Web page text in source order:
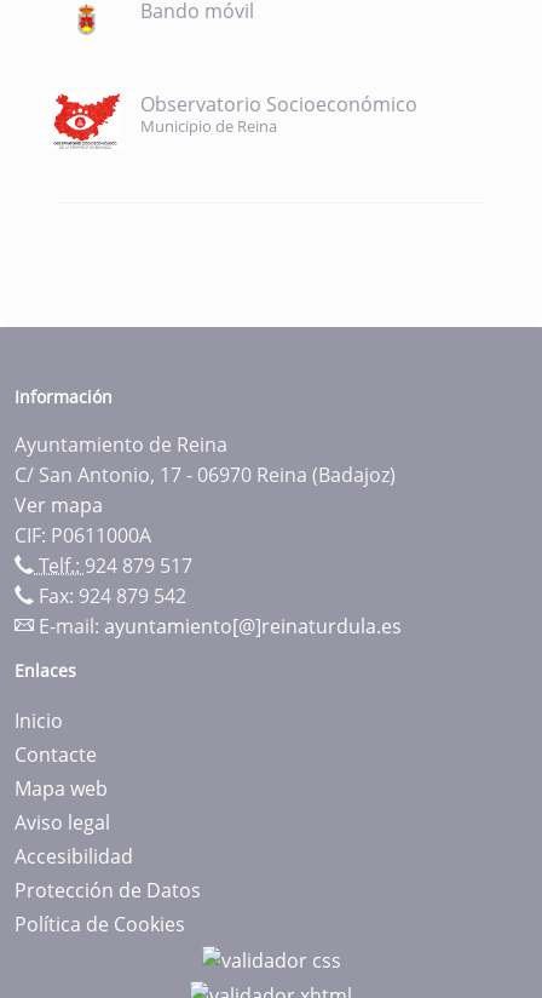
Bando móvil
Observatorio Socioeconómico
Municipio de Reina
Información
Ayuntamiento de Reina
C/ San Antonio, 17 - 06970 Reina (Badajoz)
Ver mapa
CIF: P0611000A
Telf.: 924 879 517
Fax: 924 879 542
E-mail: ayuntamiento[@]reinaturdula.es
Enlaces
Inicio
Contacte
Mapa web
Aviso legal
Accesibilidad
Protección de Datos
Política de Cookies